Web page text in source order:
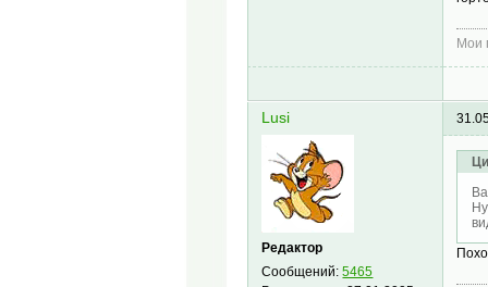
Мои
Lusi
Редактор
Сообщений:5465